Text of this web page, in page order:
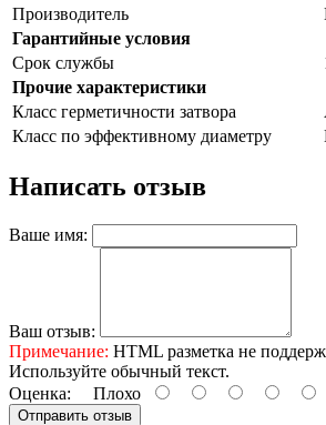
Производитель
Гарантийные условия
Срок службы
Прочие характеристики
Класс герметичности затвора
Класс по эффективному диаметру
Написать отзыв
Ваше имя:
Ваш отзыв:
Примечание: HTML разметка не
Используйте обычный текст.
Оценка: Плохо
Отправить отзыв